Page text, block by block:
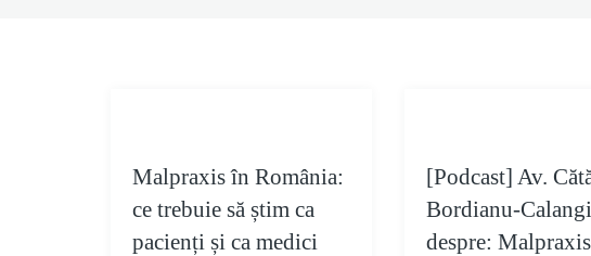
Malpraxis în România:
ce trebuie să știm ca
pacienți și ca medici
[Podcast] Av.
Bordianu-
despre: